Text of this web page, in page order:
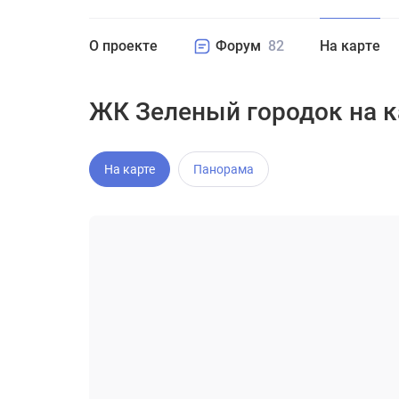
О проекте Форум 82 На карте
ЖК Зеленый городок на
На карте Панорама